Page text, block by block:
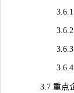
3.6.1 重点
3.6.2 重点
3.6.3 重点
3.6.4 重点
3.7 重点企